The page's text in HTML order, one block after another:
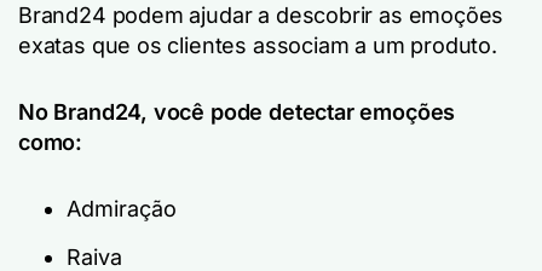
Brand24 podem ajudar a descobrir as emoções
exatas que os clientes associam a um produto.
No Brand24, você pode detectar emoções
como:
Admiração
Raiva